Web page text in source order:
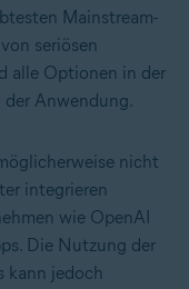
Mainstream-
seriösen
alle Optionen in der
Anwendung.
nicht
integrieren
wie OpenAI
Die Nutzung der
kann jedoch